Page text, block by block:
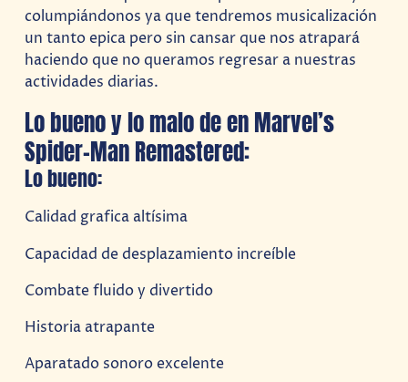
columpiándonos ya que tendremos musicalización
un tanto epica pero sin cansar que nos atrapará
haciendo que no queramos regresar a nuestras
actividades diarias.
Lo bueno y lo malo de en Marvel’s
Spider-Man Remastered:
Lo bueno:
Calidad grafica altísima
Capacidad de desplazamiento increíble
Combate fluido y divertido
Historia atrapante
Aparatado sonoro excelente